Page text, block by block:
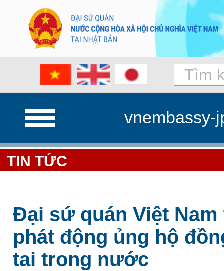
vnembassy-
TIN TỨC
Đại sứ quán Việt Nam
phát động ủng hộ
tai trong nước